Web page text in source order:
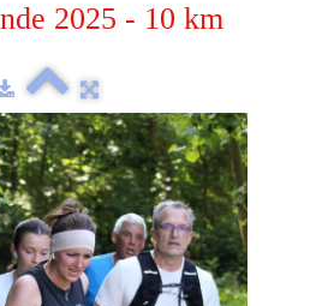
2025 - 10 km